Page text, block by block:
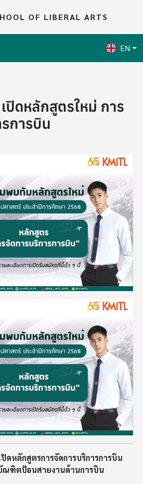
OF LIBERAL ARTS
EN
ปิดหลักสูตรใหม่ การ
การบิน
ดหลักสูตรการจัดการบริการการบิน
ณฑิตป้อนสายงานด้านการบิน